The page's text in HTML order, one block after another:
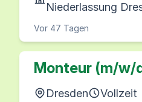
Niederlassung
Vor 47 Tagen
Monteur (m/w/
Dresden
Vollzeit